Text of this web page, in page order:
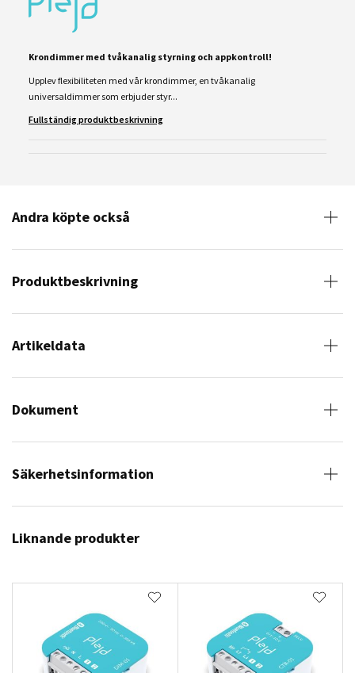
Krondimmer med tvåkanalig styrning och appkontroll!
Upplev flexibiliteten med vår krondimmer, en tvåkanalig
universaldimmer som erbjuder styr...
Fullständig produktbeskrivning
Andra köpte också
Produktbeskrivning
Artikeldata
Dokument
Säkerhetsinformation
Liknande produkter